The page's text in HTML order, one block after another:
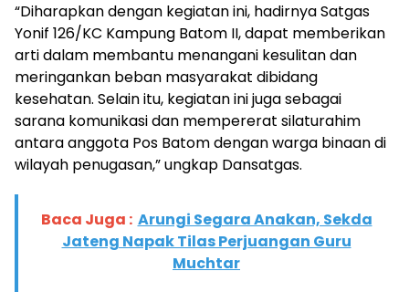
“Diharapkan dengan kegiatan ini, hadirnya Satgas
Yonif 126/KC Kampung Batom II, dapat memberikan
arti dalam membantu menangani kesulitan dan
meringankan beban masyarakat dibidang
kesehatan. Selain itu, kegiatan ini juga sebagai
sarana komunikasi dan mempererat silaturahim
antara anggota Pos Batom dengan warga binaan di
wilayah penugasan,” ungkap Dansatgas.
Baca Juga : Arungi Segara Anakan, Sekda
Jateng Napak Tilas Perjuangan Guru
Muchtar